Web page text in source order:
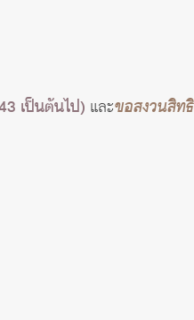
เป็นต้นไป) และขอสงวนสิทธิ